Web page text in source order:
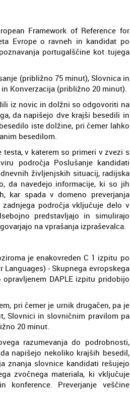
Framework of Reference for
Evrope o ravneh in kandidat po
portugalščine kot tujega
(približno 75 minut), Slovnica in
Konverzacija (približno 20 minut).
iz novic in dolžni so odgovoriti na
da napišejo dve krajši besedili in
iste dolžine, pri čemer lahko
besedilom.
v katerem so primeri v zvezi s
področja Poslušanje kandidati
življenjskih situacij, radijska
da navedejo informacije, ki so jih
kar spada v domeno preverjanja
zadnjega področja vključuje delo v
predstavljajo in simulirajo
na vprašanja izpraševalca.
je enakovreden C 1 izpitu po
Languages) - Skupnega evropskega
DAPLE izpitu pridobijo
pri čemer je urnik drugačen, pa je
Slovnici in slovničnim pravilom pa
20 minut.
razumevanja do podrobnosti,
napišejo nekoliko krajših besedil,
znanja slovnice kandidati rešujejo
zvočnega materiala, ki vključuje
Preverjanje veščine